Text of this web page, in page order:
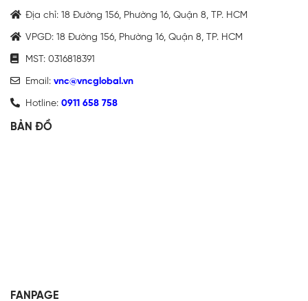
Địa chỉ: 18 Đường 156, Phường 16, Quận 8, TP. HCM
VPGD: 18 Đường 156, Phường 16, Quận 8, TP. HCM
MST: 0316818391
Email: vnc@vncglobal.vn
Hotline: 0911 658 758
BẢN ĐỒ
FANPAGE